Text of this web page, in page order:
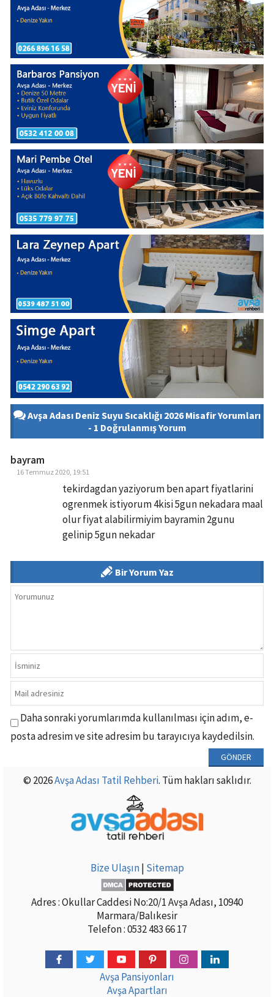
Avşa Adası Deniz Suyu Sıcaklığı 2026 Misafir Yorumları
- 1 Doğrulanmış Yorum
bayram
16 Temmuz 2020, 19:51
tekirdagdan yaziyorum ben apart fiyatlarini
ogrenmek istiyorum 4kisi 5gun nekadara maal
olur fiyat alabilirmiyim bayramin 2gunu
gelinip 5gun nekadar
Bir Yorum Yaz
Daha sonraki yorumlarımda kullanılması için adım, e-
posta adresim ve site adresim bu tarayıcıya kaydedilsin.
© 2026Avşa Adası Tatil Rehberi. Tüm hakları saklıdır.
Bize Ulaşın| Sitemap
Adres : Okullar Caddesi No:20/1 Avşa Adası, 10940
Marmara/Balıkesir
Telefon : 0532 483 66 17
Avşa Pansiyonları
Avşa Apartları